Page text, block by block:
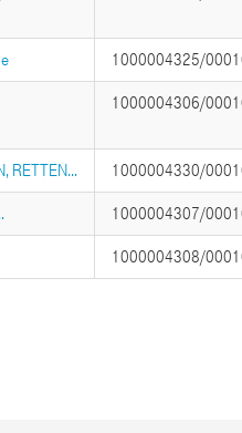
1000004325/
1000004306/
RETTEN... 1000004330/
1000004307/
1000004308/